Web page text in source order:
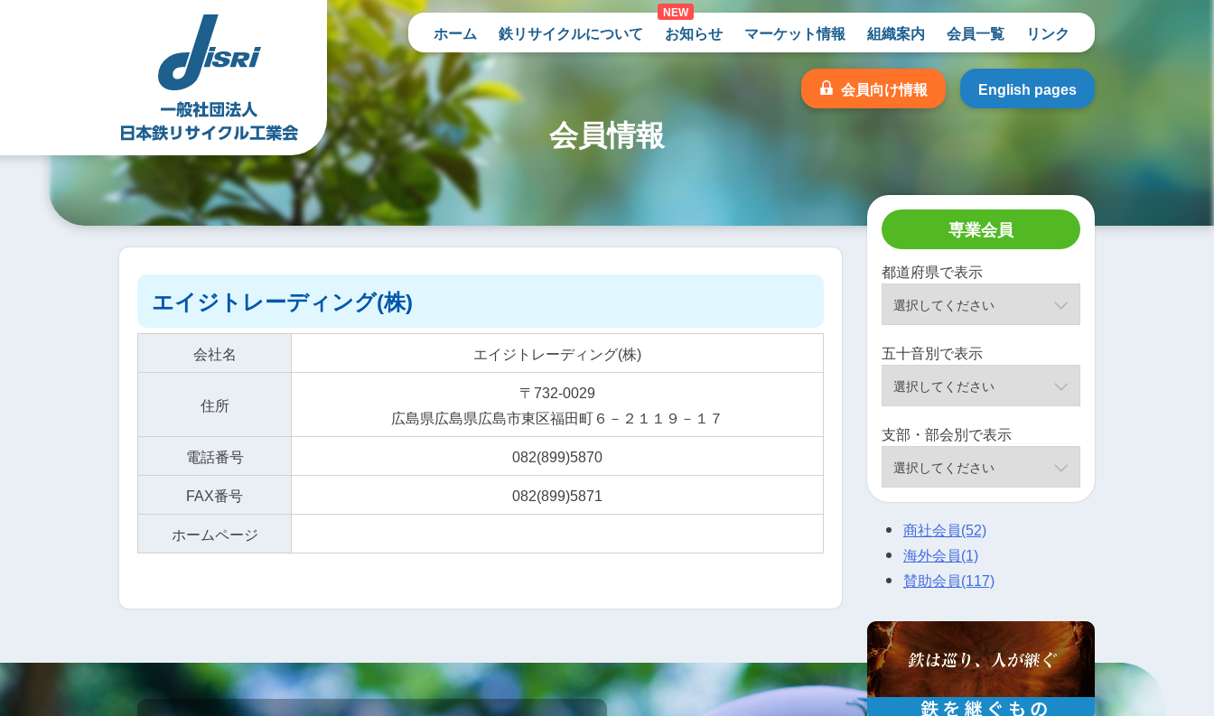
ホーム 鉄リサイクルについて お知らせ マーケット情報 組織案内 会員一覧 リンク
会員向け情報 English pages
会員情報
エイジトレーディング(株)
会社名 エイジトレーディング(株)
住所
〒732-0029
広島県広島県広島市東区福田町６－２１１９－１７
電話番号
082(899)5870
FAX番号
082(899)5871
ホームページ
専業会員
都道府県で表示
五十音別で表示
支部・部会別で表示
商社会員(52)
海外会員(1)
賛助会員(117)